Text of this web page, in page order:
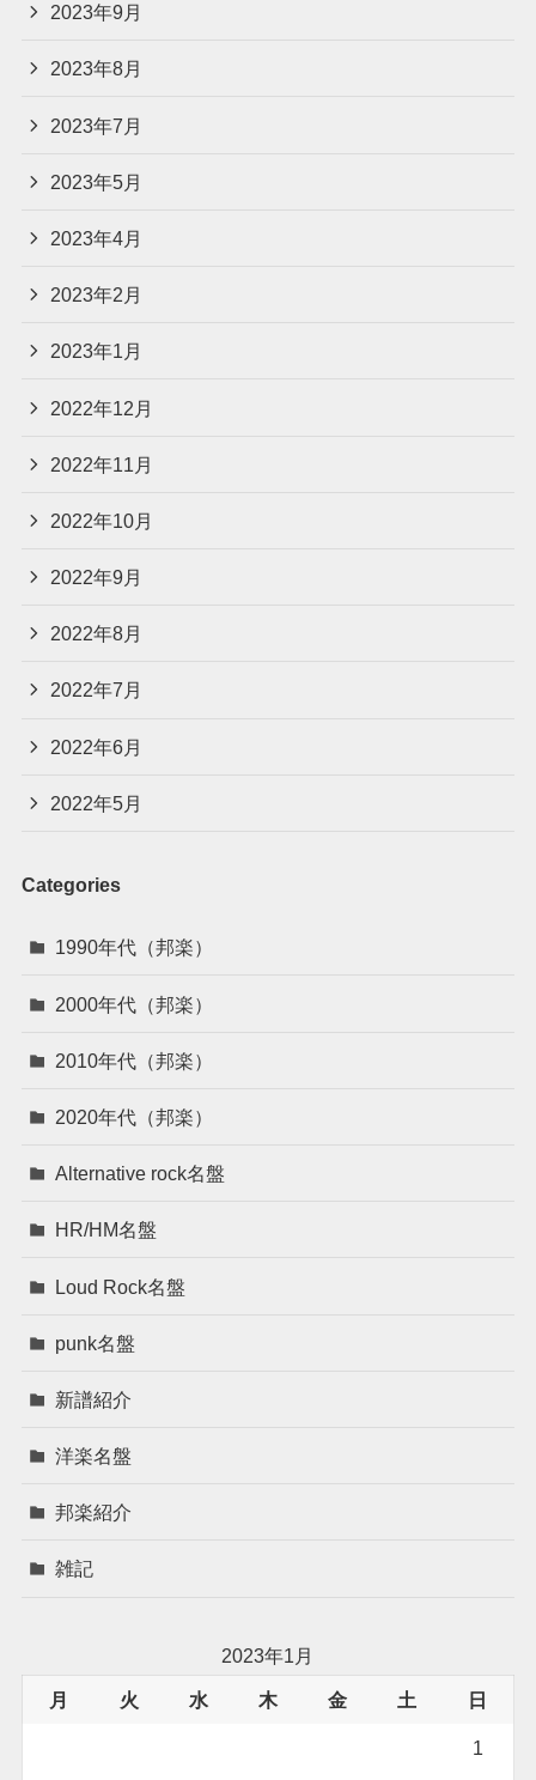
2023年9月
2023年8月
2023年7月
2023年5月
2023年4月
2023年2月
2023年1月
2022年12月
2022年11月
2022年10月
2022年9月
2022年8月
2022年7月
2022年6月
2022年5月
Categories
1990年代（邦楽）
2000年代（邦楽）
2010年代（邦楽）
2020年代（邦楽）
Alternative rock名盤
HR/HM名盤
Loud Rock名盤
punk名盤
新譜紹介
洋楽名盤
邦楽紹介
雑記
2023年1月
月 火 水 木 金 土 日
1